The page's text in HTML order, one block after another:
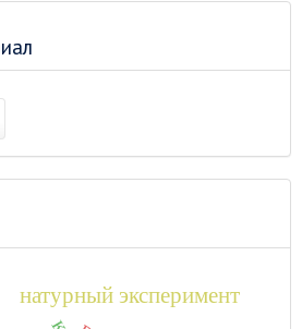
натурный эксперимент